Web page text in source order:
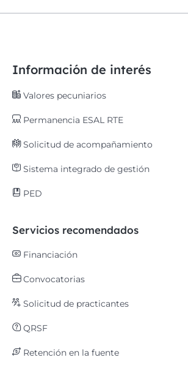
Información de interés
Valores pecuniarios
Permanencia ESAL RTE
Solicitud de acompañamiento
Sistema integrado de gestión
PED
Servicios recomendados
Financiación
Convocatorias
Solicitud de practicantes
QRSF
Retención en la fuente